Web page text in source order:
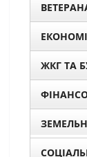
ЖКГ ТА